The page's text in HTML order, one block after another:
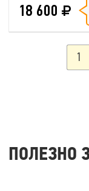
18 600
1
ПОЛЕЗНО